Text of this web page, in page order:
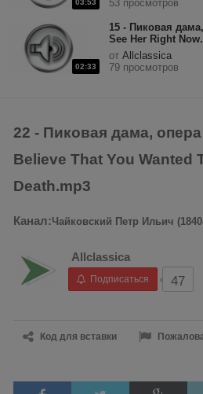
03:53
53 просмотров
02:33
15 - Пиковая
See Her Right
от Allclassica
79 просмотров
22 - Пиковая дама,
Believe That You Wanted
Death.mp3
Канал:Чайковский Петр Ильич
Allclassica
Подписаться 47
Код для вставки